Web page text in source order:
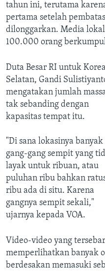
tahun ini, terutama
pertama setelah
dilonggarkan. Media
100.000 orang
Duta Besar RI untuk
Selatan, Gandi
mengatakan jumlah
tak sebanding dengan
kapasitas tempat itu.
"Di sana lokasinya banyak
gang-gang sempit yang
layak untuk ribuan, atau
puluhan ribu bahkan
ribu ada di situ. Karena
gangnya sempit sekali,"
ujarnya kepada VOA.
Video-video yang
memperlihatkan banyak
berdesakan memasuki